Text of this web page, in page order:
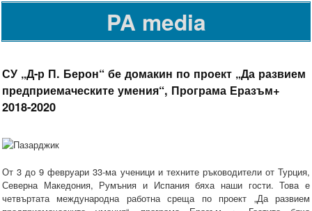
PA media
СУ „Д-р П. Берон“ бе домакин по проект „Да развием
предприемаческите умения“, Програма Еразъм+
2018-2020
От 3 до 9 февруари 33-ма ученици и техните ръководители от Турция,
Северна Македония, Румъния и Испания бяха наши гости. Това е
четвъртата международна работна среща по проект „Да развием